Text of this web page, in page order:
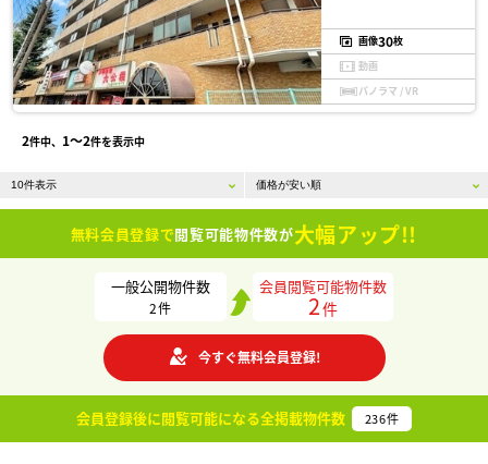
画像30枚
動画
パノラマ / VR
2件中、 1〜2件を表示中
無料会員登録で閲覧可能物件数が大幅アップ!!
一般公開物件数
2件
会員閲覧可能物件数
2件
今すぐ無料会員登録!
会員登録後に閲覧可能になる全掲載物件数 236件